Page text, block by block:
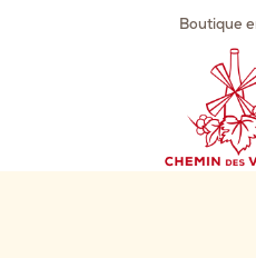
Boutique